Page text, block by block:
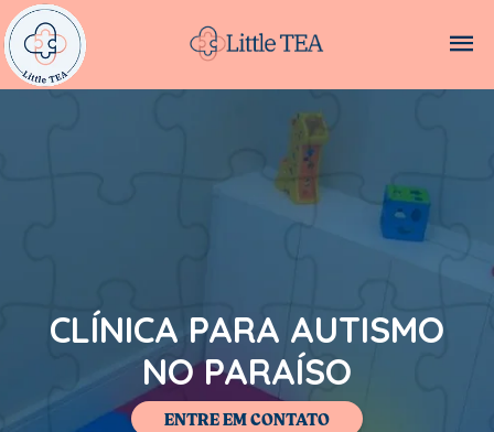
CLÍNICA PARA AUTISMO
NO PARAÍSO
ENTRE EM CONTATO